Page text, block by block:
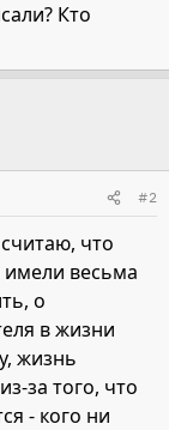
Кто
#2
что
весьма
о
в жизни
жизнь
за того, что
- кого ни